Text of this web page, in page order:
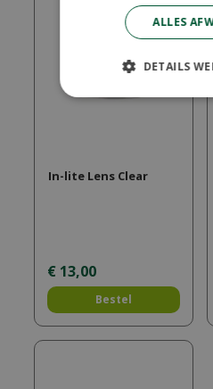
In-lite Lens Clear
€ 13,00
Bestel
ALLES
DETAILS